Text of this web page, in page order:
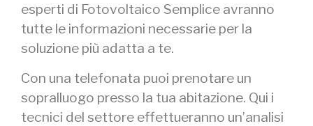
esperti di Fotovoltaico Semplice avranno
tutte le informazioni necessarie per la
soluzione più adatta a te.
Con una telefonata puoi prenotare un
sopralluogo presso la tua abitazione. Qui i
tecnici del settore effettueranno un’analisi